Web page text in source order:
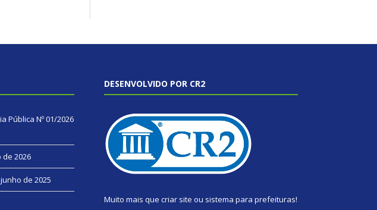
Pública Nº 01/2026
2026
de 2025
DESENVOLVIDO POR CR2
Muito mais que criar site ou sistema para prefeituras!